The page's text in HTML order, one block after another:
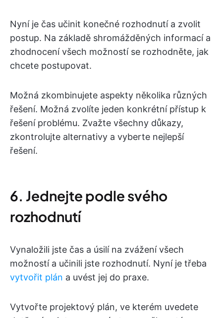
Nyní je čas učinit konečné rozhodnutí a zvolit
postup. Na základě shromážděných informací a
zhodnocení všech možností se rozhodněte, jak
chcete postupovat.
Možná zkombinujete aspekty několika různých
řešení. Možná zvolíte jeden konkrétní přístup k
řešení problému. Zvažte všechny důkazy,
zkontrolujte alternativy a vyberte nejlepší
řešení.
6. Jednejte podle svého
rozhodnutí
Vynaložili jste čas a úsilí na zvážení všech
možností a učinili jste rozhodnutí. Nyní je třeba
vytvořit plán a uvést jej do praxe.
Vytvořte projektový plán, ve kterém uvedete